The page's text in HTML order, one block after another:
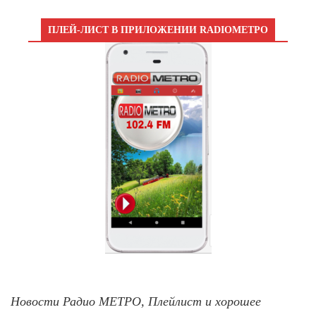
ПЛЕЙ-ЛИСТ В ПРИЛОЖЕНИИ RADIOМЕТРО
Новости Радио МЕТРО, Плейлист и хорошее